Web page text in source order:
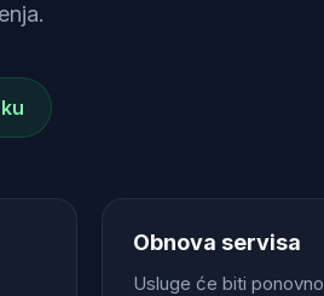
Obnova servisa
Usluge će biti ponovno